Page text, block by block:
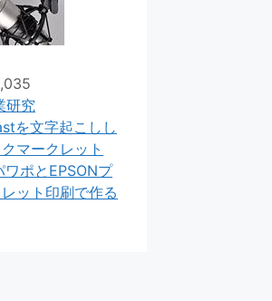
研究
を文字起こしし
マークレット
ポとEPSONプ
ット印刷で作る